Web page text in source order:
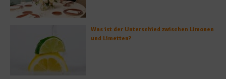
Was ist der Unterschied zwischen Limonen
und Limetten?